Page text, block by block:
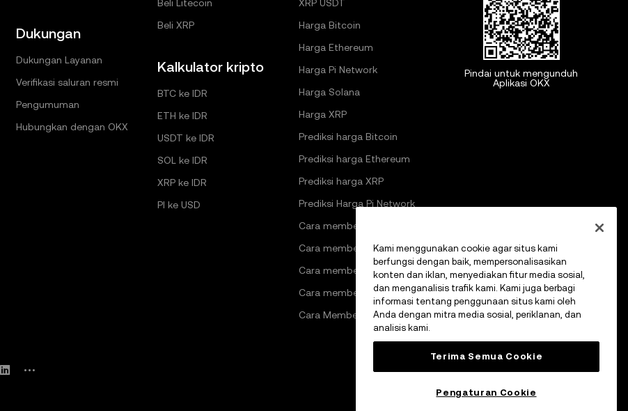
Dukungan
Dukungan Layanan
Verifikasi saluran resmi
Pengumuman
Hubungkan dengan OKX
Beli Litecoin
Beli XRP
Kalkulator kripto
BTC ke IDR
ETH ke IDR
USDT ke IDR
SOL ke IDR
XRP ke IDR
PI ke USD
XRP USDT
Harga Bitcoin
Harga Ethereum
Harga Pi Network
Harga Solana
Harga XRP
Prediksi harga Bitcoin
Prediksi harga Ethereum
Prediksi harga XRP
Prediksi Harga Pi Network
Cara membeli kripto
Cara membeli Bitcoin
Cara membeli Ethereum
Cara membeli Solana
Cara Membeli Pi Network
Pindai untuk mengunduh
Aplikasi OKX
Kami menggunakan cookie agar situs kami
berfungsi dengan baik, mempersonalisasikan
konten dan iklan, menyediakan fitur media sosial,
dan menganalisis trafik kami. Kami juga berbagi
informasi tentang penggunaan situs kami oleh
Anda dengan mitra media sosial, periklanan, dan
analisis kami.
Terima Semua Cookie
Pengaturan Cookie